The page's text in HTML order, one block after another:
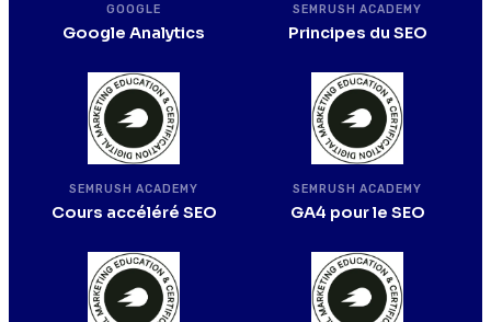
GOOGLE
Google Analytics
SEMRUSH ACADEMY
Principes du SEO
SEMRUSH ACADEMY
Cours accéléré SEO
SEMRUSH ACADEMY
GA4 pour le SEO